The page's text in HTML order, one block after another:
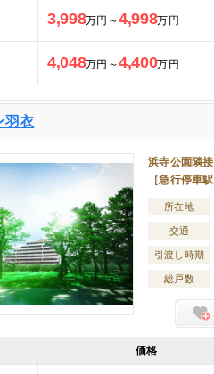
3,998万円～4,998万円
4,048万円～4,400万円
羽衣
浜寺公園隣
［急行停車
所在地
交通
引渡し時期
総戸数
価格